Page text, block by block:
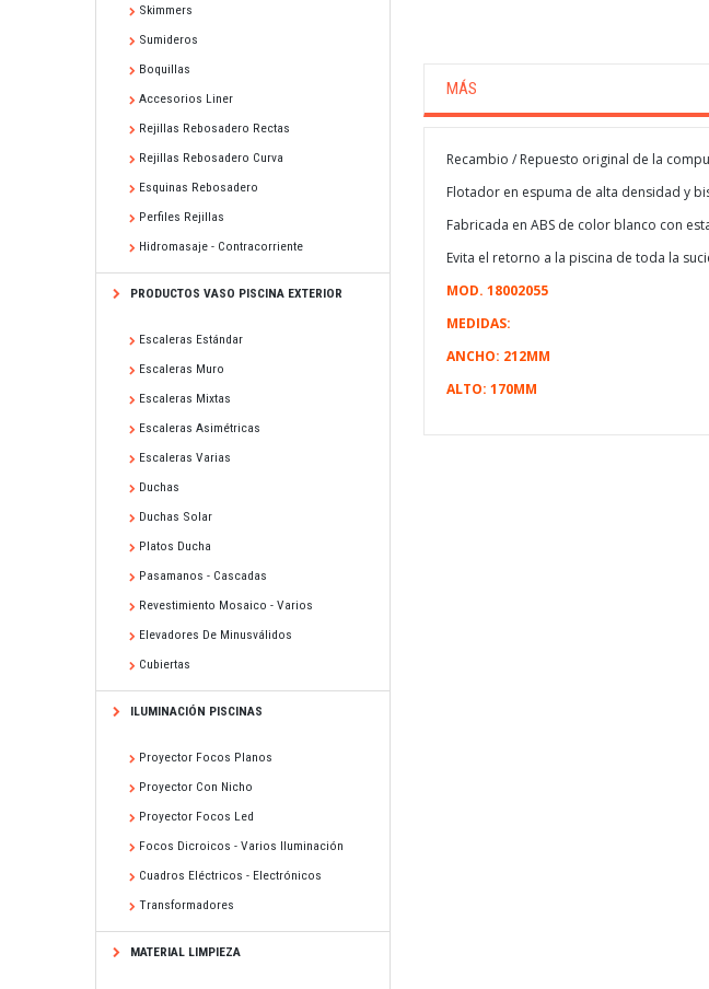
Skimmers
Sumideros
Boquillas
Accesorios Liner
Rejillas Rebosadero Rectas
Rejillas Rebosadero Curva
Esquinas Rebosadero
Perfiles Rejillas
Hidromasaje - Contracorriente
PRODUCTOS VASO PISCINA EXTERIOR
Escaleras Estándar
Escaleras Muro
Escaleras Mixtas
Escaleras Asimétricas
Escaleras Varias
Duchas
Duchas Solar
Platos Ducha
Pasamanos - Cascadas
Revestimiento Mosaico - Varios
Elevadores De Minusválidos
Cubiertas
ILUMINACIÓN PISCINAS
Proyector Focos Planos
Proyector Con Nicho
Proyector Focos Led
Focos Dicroicos - Varios Iluminación
Cuadros Eléctricos - Electrónicos
Transformadores
MATERIAL LIMPIEZA
MÁS
Recambio / Repuesto original de la
Flotador en espuma de alta densidad y
Fabricada en ABS de color blanco con
Evita el retorno a la piscina de toda la
MOD. 18002055
MEDIDAS:
ANCHO: 212MM
ALTO: 170MM